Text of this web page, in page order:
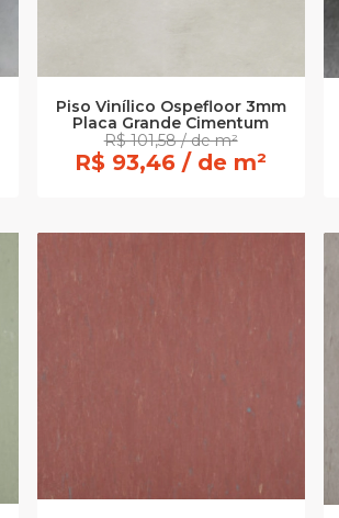
Piso Vinílico Ospefloor 3mm
Placa Grande Cimentum
R$ 101,58 / de m²
R$ 93,46 / de m²